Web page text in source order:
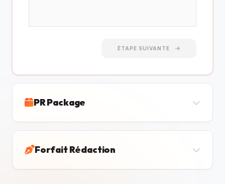
ÉTAPE SUIVANTE
PR Package
Forfait Rédaction